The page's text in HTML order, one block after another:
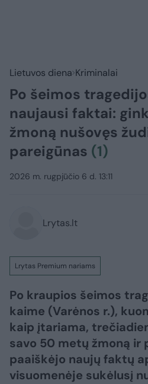
Lietuvos diena Kriminalai
Po šeimos
naujausi faktai:
žmoną nušovęs
pareigūnas (1)
2026 m. rugpjūčio 6 d. 13:11
Lrytas.lt
Lrytas Premium nariams
Po kraupios šeimos
kaime (Varėnos r.),
kaip įtariama,
savo 50 metų žmoną ir
paaiškėjo naujų faktų
visuomenėje sukėlusį